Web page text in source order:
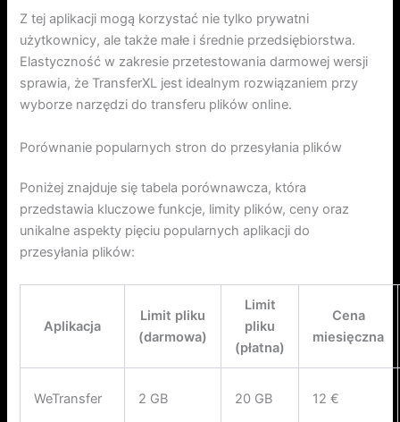
Z tej aplikacji mogą korzystać nie tylko prywatni
użytkownicy, ale także małe i średnie przedsiębiorstwa.
Elastyczność w zakresie przetestowania darmowej wersji
sprawia, że TransferXL jest idealnym rozwiązaniem przy
wyborze narzędzi do transferu plików online.
Porównanie popularnych stron do przesyłania plików
Poniżej znajduje się tabela porównawcza, która
przedstawia kluczowe funkcje, limity plików, ceny oraz
unikalne aspekty pięciu popularnych aplikacji do
przesyłania plików:
Aplikacja
Limit pliku
(darmowa)
Limit
pliku
(płatna)
Cena
miesięczna
WeTransfer 2 GB 20 GB 12 €